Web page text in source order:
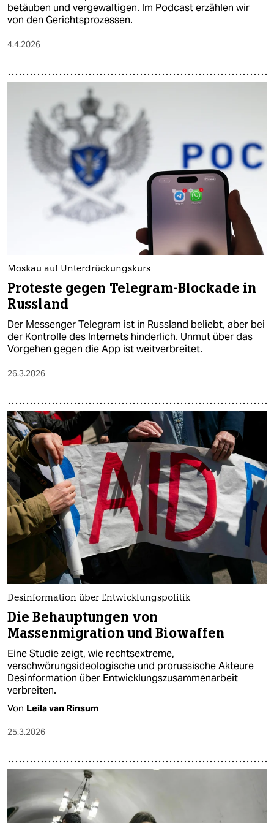
betäuben und vergewaltigen. Im Podcast erzählen wir
von den Gerichtsprozessen.
4.4.2026
Moskau auf Unterdrückungskurs
Proteste gegen Telegram-Blockade in
Russland
Der Messenger Telegram ist in Russland beliebt, aber bei
der Kontrolle des Internets hinderlich. Unmut über das
Vorgehen gegen die App ist weitverbreitet.
26.3.2026
Desinformation über Entwicklungspolitik
Die Behauptungen von
Massenmigration und Biowaffen
Eine Studie zeigt, wie rechtsextreme,
verschwörungsideologische und prorussische Akteure
Desinformation über Entwicklungszusammenarbeit
verbreiten.
Von Leila van Rinsum
25.3.2026